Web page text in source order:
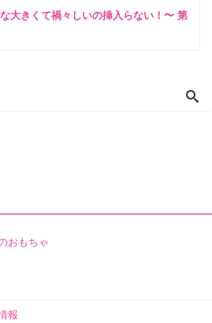
大きくて禍々しいの挿入らない！〜 第
おもちゃ
報